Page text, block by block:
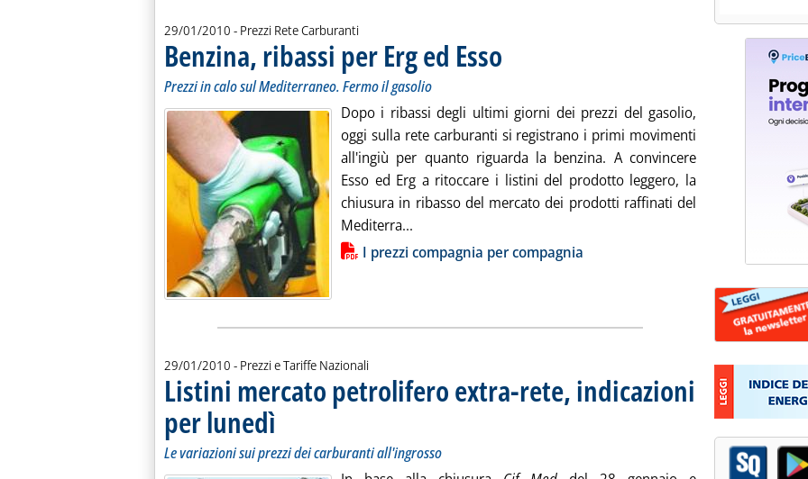
29/01/2010 - Prezzi Rete Carburanti
Benzina, ribassi per Erg ed Esso
Prezzi in calo sul Mediterraneo. Fermo il gasolio
Dopo i ribassi degli ultimi giorni dei prezzi del gasolio,
oggi sulla rete carburanti si registrano i primi movimenti
all'ingiù per quanto riguarda la benzina. A convincere
Esso ed Erg a ritoccare i listini del prodotto leggero, la
chiusura in ribasso del mercato dei prodotti raffinati del
Mediterra...
Lista allegati PDF alla notiziaI prezzi compagnia per compagnia
29/01/2010 - Prezzi e Tariffe Nazionali
Listini mercato petrolifero extra-rete, indicazioni
per lunedì . Sottotitolo: Le variazioni sui prezzi dei carburanti all'ingrosso
. Pubblicata venerdì 29 gennaio 2010 alle 9.10.
Le variazioni sui prezzi dei carburanti all'ingrosso